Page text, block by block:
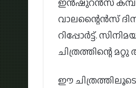
ഇൻഷുറൻസ്
വാലന്റൈൻസ്
റിപ്പോർട്ട്.
ചിത്രത്തിന്റെ
ഈ